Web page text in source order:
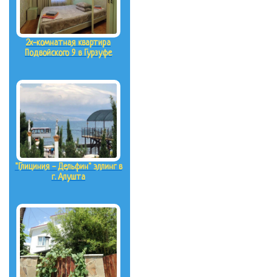
2х-комнатная квартира
Подвойского 9 в Гурзуфе
"Глициния - Дельфин" эллинг в
г. Алушта